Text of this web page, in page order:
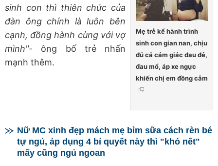
Mẹ trẻ kể hành trình
sinh con gian nan, chịu
đủ cả cảm giác đau đẻ,
đau mổ, áp xe ngực
khiến chị em đồng cảm
sinh con thì thiên chức của
đàn ông chính là luôn bên
cạnh, đồng hành cùng với vợ
mình"- ông bố trẻ nhấn
mạnh thêm.
Nữ MC xinh đẹp mách mẹ bỉm sữa cách rèn bé
tự ngủ, áp dụng 4 bí quyết này thì "khó nết"
mấy cũng ngủ ngoan